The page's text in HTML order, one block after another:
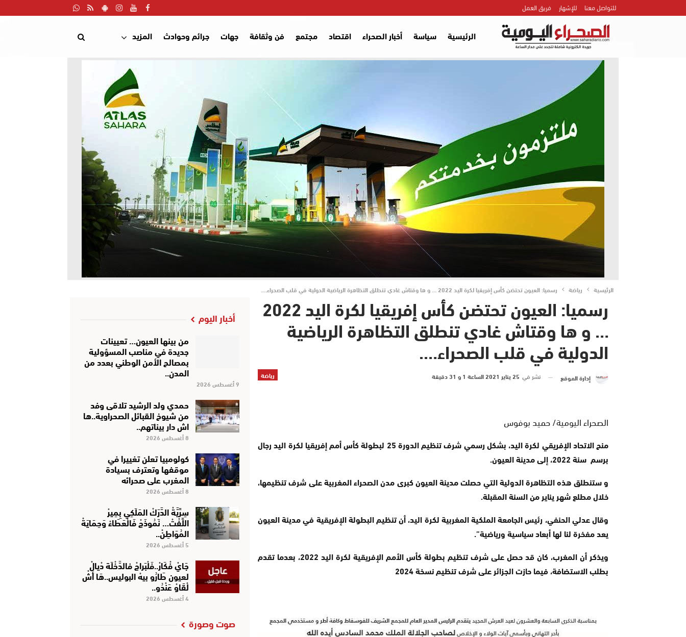
للتواصل معنا للإشهار فريق العمل
الرئيسية سياسة أخبار الصحراء اقتصاد مجتمع فن وثقافة جهات جرائم وحوادث المزيد
الرئيسية رياضة رسميا: العيون تحتضن كأس إفريقيا لكرة اليد 2022 … و ها وقتاش غادي تنطلق التظاهرة الرياضية الدولية في قلب الصحراء….
رسميا: العيون تحتضن كأس إفريقيا لكرة اليد 2022
… و ها وقتاش غادي تنطلق التظاهرة الرياضية
الدولية في قلب الصحراء….
رياضة إدارة الموقع نشر في 25 يناير 2021 الساعة 1 و 31 دقيقة
الصحراء اليومية/ حميد بوفوس
منح الاتحاد الإفريقي لكرة اليد، بشكل رسمي شرف تنظيم الدورة 25 لبطولة كأس أمم إفريقيا لكرة اليد رجال
برسم سنة 2022، إلى مدينة العيون.
و ستنطلق هذه التظاهرة الدولية التي حصلت مدينة العيون كبرى مدن الصحراء المغربية على شرف تنظيمها،
خلال مطلع شهر يناير من السنة المقبلة.
وقال عدلي الحنفي، رئيس الجامعة الملكية المغربية لكرة اليد، أن تنظيم البطولة الإفريقية في مدينة العيون
يعد مفخرة لنا لها أبعاد سياسية ورياضية”.
ويذكر أن المغرب، كان قد حصل على شرف تنظيم بطولة كأس الأمم الإفريقية لكرة اليد 2022، بعدما تقدم
بطلب الاستضافة، فيما حازت الجزائر على شرف تنظيم نسخة 2024
أخبار اليوم
من بينها العيون… تعيينات
جديدة في مناصب المسؤولية
بمصالح الأمن الوطني بعدد من
المدن..
9 أغسطس 2026
حمدي ولد الرشيد تلاقى وفد
من شيوخ القبائل الصحراوية..ها
اش دار بيناتهم..
8 أغسطس 2026
كولومبيا تعلن تغييرا في
موقفها وتعترف بسيادة
المغرب على صحرائه
8 أغسطس 2026
سِرِّيَّةْ الدَّرَكْ المَلَكِي بِمِيرْ
اللِّفْتْ… نَمُوذَجْ فَالْعَطَاءْ وَحِمَايَةْ
المُوَاطِنْ..
5 أغسطس 2026
جَايْ فْكَارْ..فَلْبَراجْ فالدَّخْلَة دْيالْ
لعيون طَارُو بيهْ البوليس..هَا أشْ
لْقَاوْ عَنْدُو..
4 أغسطس 2026
صوت وصورة